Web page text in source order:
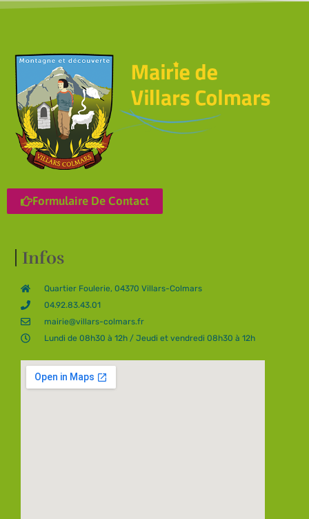
Formulaire De Contact
Infos
Quartier Foulerie, 04370 Villars-Colmars
04.92.83.43.01
mairie@villars-colmars.fr
Lundi de 08h30 à 12h / Jeudi et vendredi 08h30 à 12h